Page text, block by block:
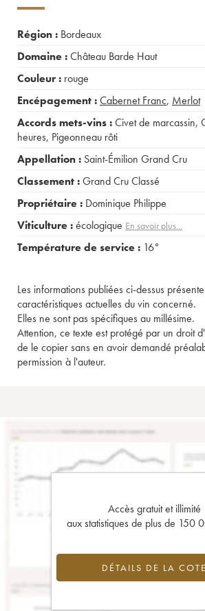
Région : Bordeaux
Domaine :Château Barde Haut
Couleur : rouge
Encépagement :Cabernet Franc, Merlot
Accords mets-vins :Civet de marcassin,
heures, Pigeonneau rôti
Appellation : Saint-Émilion Grand Cru
Classement :Grand Cru Classé
Propriétaire : Dominique Philippe
Viticulture :écologique En savoir plus...
Température de service : 16°
Les informations publiées ci-dessus
caractéristiques actuelles du vin concerné.
Elles ne sont pas spécifiques au millésime.
Attention, ce texte est protégé par un droit
de le copier sans en avoir demandé
permission à l'auteur.
Accès gratuit et illimité
aux statistiques de plus de 150
DÉTAILS DE LA COTE